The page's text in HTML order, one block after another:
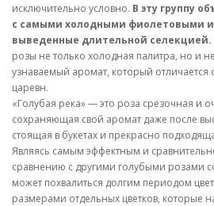
исключительно условно. В эту группу
с самыми холодными фиолетовыми
выведенные длительной селекцией.
розы не только холодная палитра, но и
узнаваемый аромат, который отличается
царевн.
«Голубая река» — это роза срезочная и
сохраняющая свой аромат даже после
стоящая в букетах и прекрасно
Являясь самым эффектным и
сравнению с другими голубыми розами
может похвалиться долгим периодом
размерами отдельных цветков, которые